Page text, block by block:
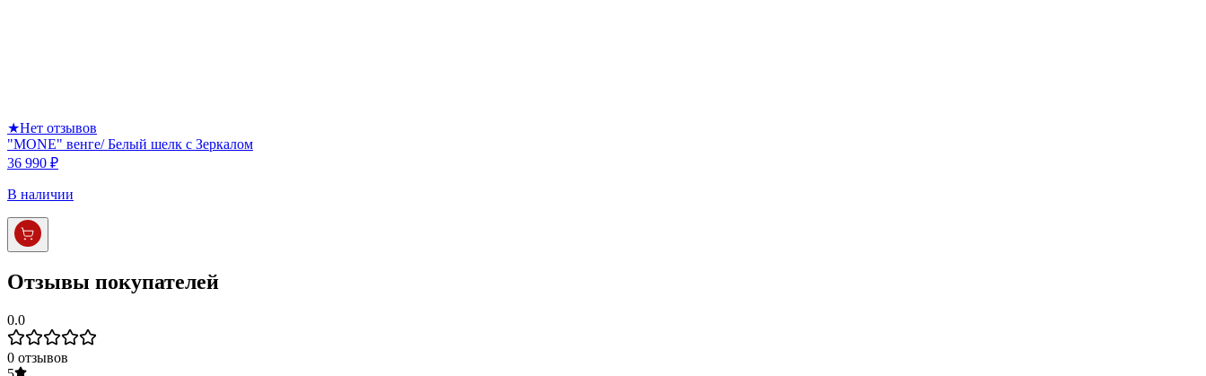
★Нет отзывов
"MONE" венге/ Белый шелк с Зеркалом
36 990 ₽
В наличии
Отзывы покупателей
0.0
0 отзывов